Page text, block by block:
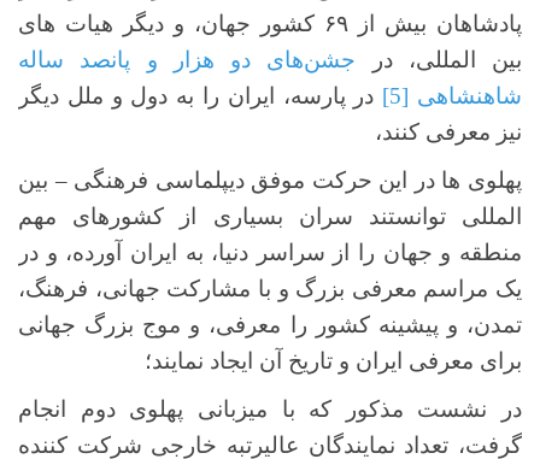
پادشاهان بیش از ۶۹ کشور جهان، و دیگر هیات های
بین المللی، در جشن‌های دو هزار و پانصد ساله
شاهنشاهی [5]
در پارسه، ایران را به دول و ملل دیگر
نیز معرفی کنند،
پهلوی ها در این حرکت موفق دیپلماسی فرهنگی – بین
المللی توانستند سران بسیاری از کشورهای مهم
منطقه و جهان را از سراسر دنیا، به ایران آورده، و در
یک مراسم معرفی بزرگ و با مشارکت جهانی، فرهنگ،
تمدن، و پیشینه کشور را معرفی، و موج بزرگ جهانی
برای معرفی ایران و تاریخ آن ایجاد نمایند؛
در نشست مذکور که با میزبانی پهلوی دوم انجام
گرفت، تعداد نمایندگان عالیرتبه خارجی شرکت کننده